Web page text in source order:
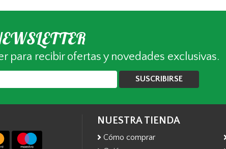
para recibir ofertas y novedades exclusivas.
SUSCRIBIRSE
NUESTRA TIENDA
Cómo comprar